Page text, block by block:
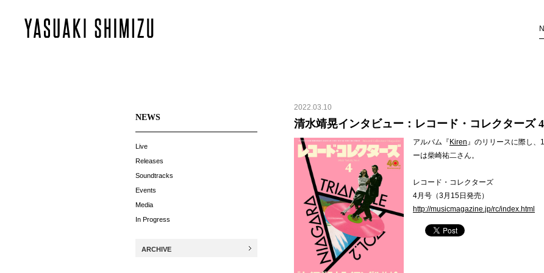
NEWS
Live
Releases
Soundtracks
Events
Media
In Progress
ARCHIVE
2022.03.10
清水靖晃インタビュー：レコード・コレクターズ
アルバム『 Kiren』のリリースに際し、
ーは柴崎祐二さん。
レコード・コレクターズ
4月号（3月15日発売）
http://musicmagazine.jp/rc/index.html